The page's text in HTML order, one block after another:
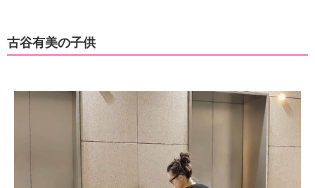
古谷有美の子供